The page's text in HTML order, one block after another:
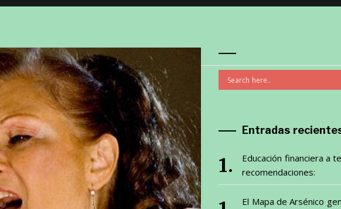
Entradas
Educación financiera a
recomendaciones:
El Mapa de Arsénico